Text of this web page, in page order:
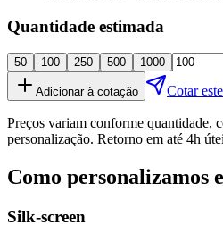
Quantidade estimada
50 100 250 500 1000
Adicionar à cotação Cotar
Preços variam conforme quantidade,
personalização. Retorno em até 4h
Como personalizamos
Silk-screen